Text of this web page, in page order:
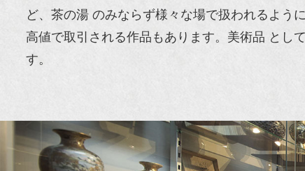
ど、茶の湯 のみならず様々な場で扱われるよう
高値で取引される作品もあります。美術品 とし
す。